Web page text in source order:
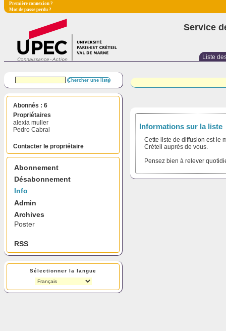
Première connexion ?
Mot de passe perdu ?
Service
Liste
Abonnés : 6
Propriétaires
alexia muller
Pedro Cabral
Contacter le propriétaire
Abonnement
Désabonnement
Info
Admin
Archives
Poster
RSS
Sélectionner la langue
Informations sur la liste
Cette liste de diffusion est le
Créteil auprès de vous.
Pensez bien à relever